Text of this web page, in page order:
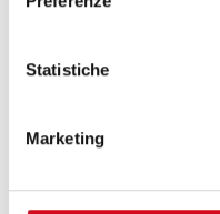
Statistiche
Marketing
termini e condizioni.